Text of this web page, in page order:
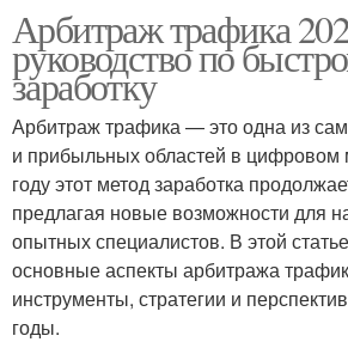
Арбитраж трафика
руководство по
заработку
Арбитраж трафика — это одна из
и прибыльных областей в цифровом
году этот метод заработка
предлагая новые возможности для
опытных специалистов. В этой
основные аспекты арбитража
инструменты, стратегии и
годы.